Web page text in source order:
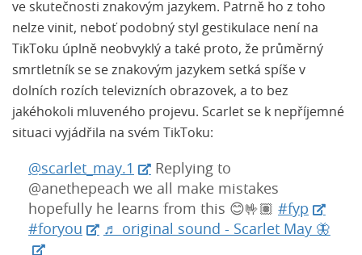
ve skutečnosti znakovým jazykem. Patrně ho z toho
nelze vinit, neboť podobný styl gestikulace není na
TikToku úplně neobvyklý a také proto, že průměrný
smrtletník se se znakovým jazykem setká spíše v
dolních rozích televizních obrazovek, a to bez
jakéhokoli mluveného projevu. Scarlet se k nepříjemné
situaci vyjádřila na svém TikToku:
@scarlet_may.1
Replying to
@anethepeach we all make mistakes
hopefully he learns from this 😊🤟🏽 #fyp
#foryou
♬ original sound - Scarlet May 🦋